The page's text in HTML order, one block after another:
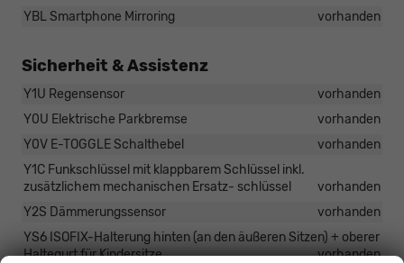
YBL Smartphone Mirroring
vorhanden
Sicherheit & Assistenz
Y1U Regensensor
vorhanden
Y0U Elektrische Parkbremse
vorhanden
Y0V E-TOGGLE Schalthebel
vorhanden
Y1C Funkschlüssel mit klappbarem Schlüssel inkl.
zusätzlichem mechanischen Ersatz- schlüssel
vorhanden
Y2S Dämmerungssensor
vorhanden
YS6 ISOFIX-Halterung hinten (an den äußeren Sitzen) + oberer
Haltegurt für Kindersitze
vorhanden